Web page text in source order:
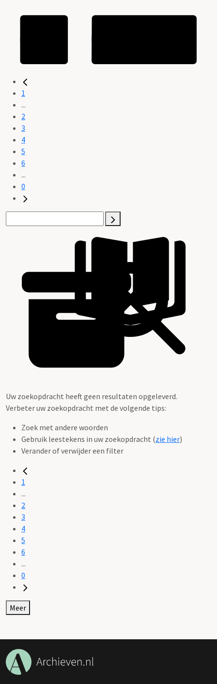
1
...
2
3
4
5
6
...
0
Uw zoekopdracht heeft geen resultaten opgeleverd.
Verbeter uw zoekopdracht met de volgende tips:
Zoek met andere woorden
Gebruik leestekens in uw zoekopdracht (zie hier)
Verander of verwijder een filter
1
...
2
3
4
5
6
...
0
Meer